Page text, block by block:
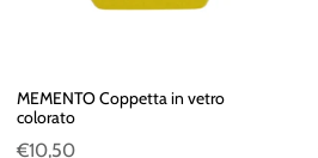
MEMENTO Coppetta in vetro
colorato
€10,50